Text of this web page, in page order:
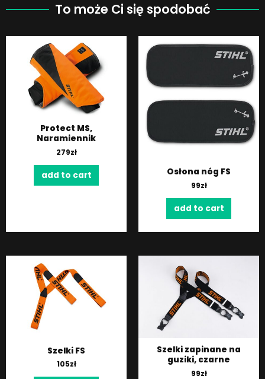
To może Ci się spodobać
Protect MS,
Naramiennik
279zł
add to cart Osłona nóg FS
99zł
add to cart
Szelki FS
105zł
Szelki zapinane na
guziki, czarne
99zł